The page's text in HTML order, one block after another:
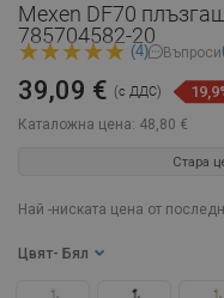
Mexen DF70
785704582-20
(4) Въпроси
Каталожна цена: 48,80 €
39,09 € (с ДДС)
Стара
Най -ниската цена от
Цвят - Бял